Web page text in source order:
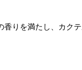
りを満たし、カク